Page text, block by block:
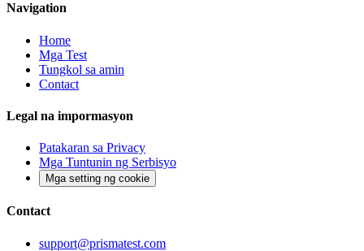
Navigation
Home
Mga Test
Tungkol sa amin
Contact
Legal na impormasyon
Patakaran sa Privacy
Mga Tuntunin ng Serbisyo
Mga setting ng cookie
Contact
support@prismatest.com